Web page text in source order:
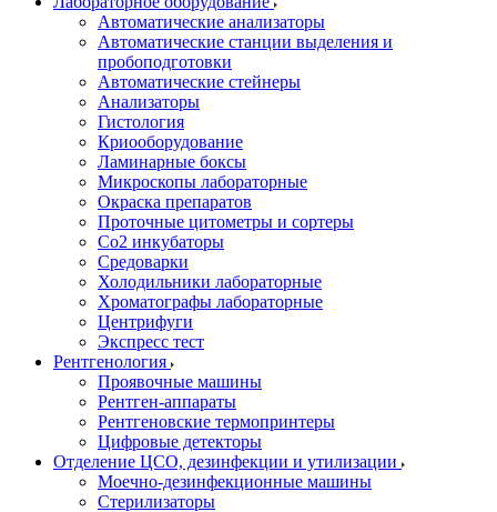
Автоматические анализаторы
Автоматические станции выделения и
пробоподготовки
Автоматические стейнеры
Анализаторы
Гистология
Криооборудование
Ламинарные боксы
Микроскопы лабораторные
Окраска препаратов
Проточные цитометры и сортеры
Со2 инкубаторы
Средоварки
Холодильники лабораторные
Хроматографы лабораторные
Центрифуги
Экспресс тест
Рентгенология
Проявочные машины
Рентген-аппараты
Рентгеновские термопринтеры
Цифровые детекторы
Отделение ЦСО, дезинфекции и утилизации
Моечно-дезинфекционные машины
Стерилизаторы